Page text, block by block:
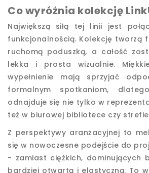
Co wyróżnia kolekcję
Największą siłą tej linii jest
funkcjonalnością. Kolekcję tworzą
ruchomą poduszką, a całość
lekka i prosta wizualnie.
wypełnienie mają sprzyjać
formalnym spotkaniom,
odnajduje się nie tylko w
też w biurowej bibliotece czy
Z perspektywy aranżacyjnej to
się w nowoczesne podejście do
- zamiast ciężkich, dominujących
bardziej otwartą i elastyczną. To